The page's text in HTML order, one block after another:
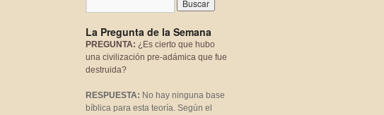
La Pregunta de la Semana
PREGUNTA: ¿Es cierto que hubo
una civilización pre-adámica que fue
destruida?
RESPUESTA: No hay ninguna base
bíblica para esta teoría. Según el